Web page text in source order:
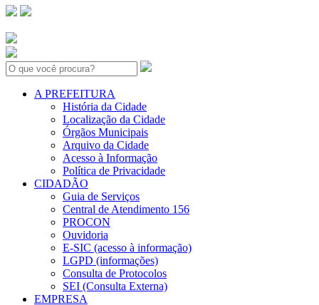
Search:
A PREFEITURA
História da Cidade
Localização da Cidade
Órgãos Municipais
Arquivo da Cidade
Acesso à Informação
Política de Privacidade
CIDADÃO
Guia de Serviços
Central de Atendimento 156
PROCON
Ouvidoria
E-SIC (acesso à informação)
LGPD (informações)
Consulta de Protocolos
SEI (Consulta Externa)
EMPRESA